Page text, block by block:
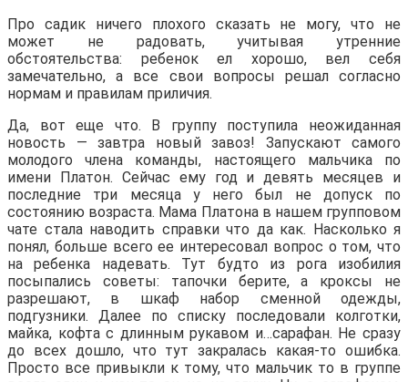
Про садик ничего плохого сказать не могу, что не
может не радовать, учитывая утренние
обстоятельства: ребенок ел хорошо, вел себя
замечательно, а все свои вопросы решал согласно
нормам и правилам приличия.
Да, вот еще что. В группу поступила неожиданная
новость — завтра новый завоз! Запускают самого
молодого члена команды, настоящего мальчика по
имени Платон. Сейчас ему год и девять месяцев и
последние три месяца у него был не допуск по
состоянию возраста. Мама Платона в нашем групповом
чате стала наводить справки что да как. Насколько я
понял, больше всего ее интересовал вопрос о том, что
на ребенка надевать. Тут будто из рога изобилия
посыпались советы: тапочки берите, а кроксы не
разрешают, в шкаф набор сменной одежды,
подгузники. Далее по списку последовали колготки,
майка, кофта с длинным рукавом и…сарафан. Не сразу
до всех дошло, что тут закралась какая-то ошибка.
Просто все привыкли к тому, что мальчик то в группе